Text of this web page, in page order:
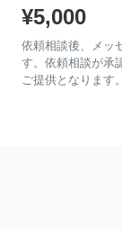
¥5,000
依頼相談後、メッ
す。依頼相談が承
ご提供となります。